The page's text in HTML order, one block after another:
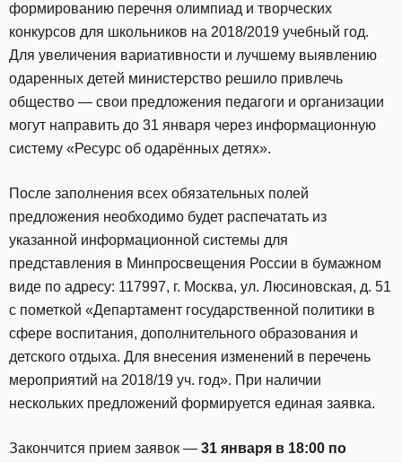
формированию перечня олимпиад и творческих
конкурсов для школьников на 2018/2019 учебный год.
Для увеличения вариативности и лучшему выявлению
одаренных детей министерство решило привлечь
общество — свои предложения педагоги и организации
могут направить до 31 января через информационную
систему «Ресурс об одарённых детях».
После заполнения всех обязательных полей
предложения необходимо будет распечатать из
указанной информационной системы для
представления в Минпросвещения России в бумажном
виде по адресу: 117997, г. Москва, ул. Люсиновская, д. 51
с пометкой «Департамент государственной политики в
сфере воспитания, дополнительного образования и
детского отдыха. Для внесения изменений в перечень
мероприятий на 2018/19 уч. год». При наличии
нескольких предложений формируется единая заявка.
Закончится прием заявок — 31 января в 18:00 по